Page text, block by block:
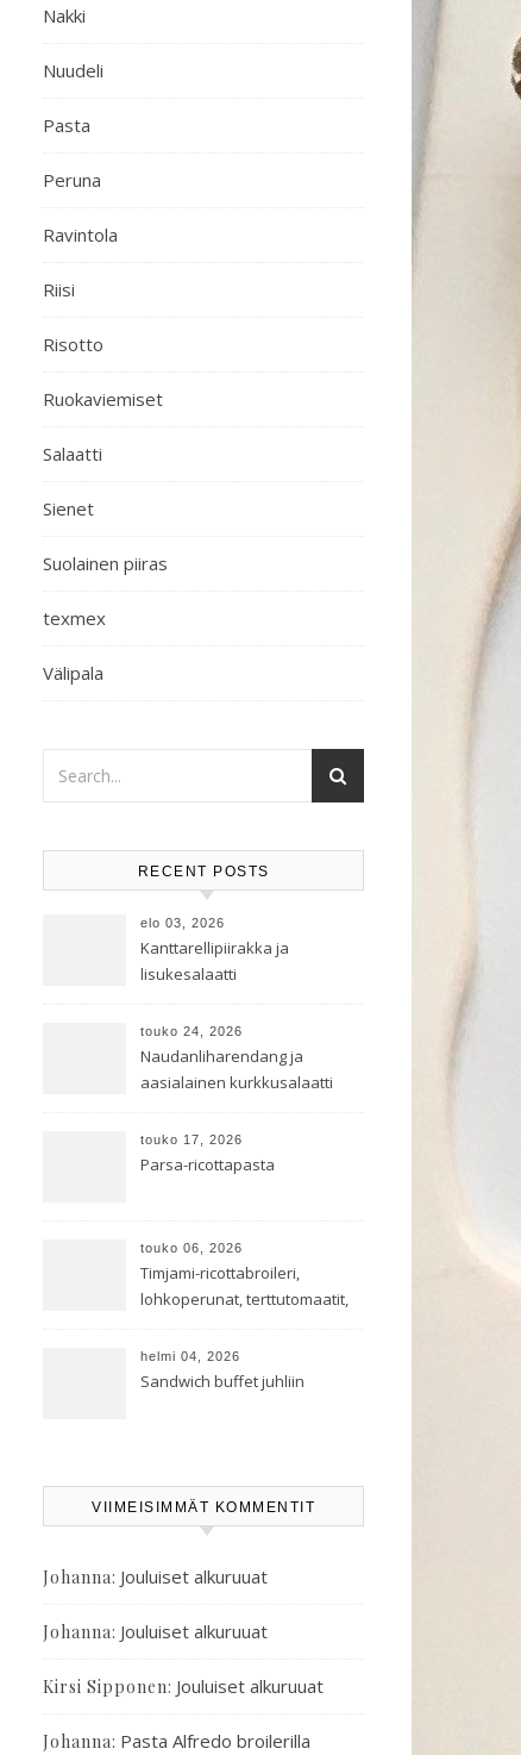
Nakki
Nuudeli
Pasta
Peruna
Ravintola
Riisi
Risotto
Ruokaviemiset
Salaatti
Sienet
Suolainen piiras
texmex
Välipala
RECENT POSTS
elo 03, 2026
Kanttarellipiirakka ja
lisukesalaatti
touko 24, 2026
Naudanliharendang ja
aasialainen kurkkusalaatti
touko 17, 2026
Parsa-ricottapasta
touko 06, 2026
Timjami-ricottabroileri,
lohkoperunat, terttutomaatit,
salaatti
helmi 04, 2026
Sandwich buffet juhliin
VIIMEISIMMÄT KOMMENTIT
Johanna: Jouluiset alkuruuat
Johanna: Jouluiset alkuruuat
Kirsi Sipponen: Jouluiset alkuruuat
Johanna: Pasta Alfredo broilerilla